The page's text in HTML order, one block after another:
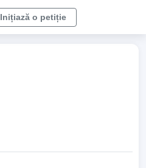
Inițiază o petiție